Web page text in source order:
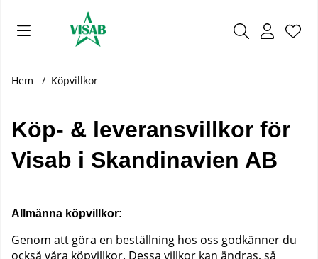
.
Hem Köpvillkor
Köp- & leveransvillkor för
Visab i Skandinavien AB
Allmänna köpvillkor:
Genom att göra en beställning hos oss godkänner du
också våra köpvillkor. Dessa villkor kan ändras, så